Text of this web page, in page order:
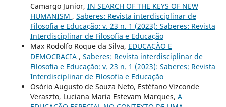
Camargo Junior, IN SEARCH OF THE KEYS OF NEW
HUMANISM , Saberes: Revista interdisciplinar de
Filosofia e Educação: v. 23 n. 1 (2023): Saberes: Revista
Interdisciplinar de Filosofia e Educação
Max Rodolfo Roque da Silva, EDUCAÇÃO E
DEMOCRACIA , Saberes: Revista interdisciplinar de
Filosofia e Educação: v. 23 n. 1 (2023): Saberes: Revista
Interdisciplinar de Filosofia e Educação
Osório Augusto de Souza Neto, Estéfano Vizconde
Veraszto, Luciana Maria Estevam Marques, A